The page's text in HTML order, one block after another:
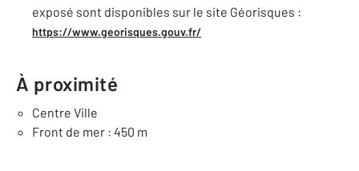
exposé sont disponibles sur le site Géorisques :
https://www.georisques.gouv.fr/
À proximité
Centre Ville
Front de mer : 450 m